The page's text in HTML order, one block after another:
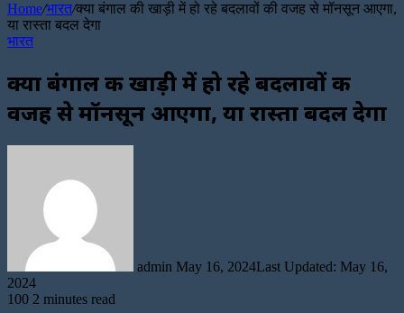
Home/भारत/क्या बंगाल की खाड़ी में हो रहे बदलावों की वजह से मॉनसून आएगा,
या रास्ता बदल देगा
भारत
क्या बंगाल की खाड़ी में हो रहे बदलावों की
वजह से मॉनसून आएगा, या रास्ता बदल देगा
admin May 16, 2024Last Updated: May 16,
2024
100 2 minutes read